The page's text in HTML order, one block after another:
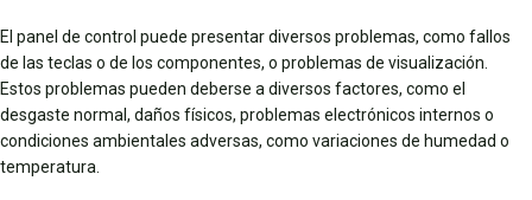
El panel de control puede presentar diversos problemas, como fallos
de las teclas o de los componentes, o problemas de visualización.
Estos problemas pueden deberse a diversos factores, como el
desgaste normal, daños físicos, problemas electrónicos internos o
condiciones ambientales adversas, como variaciones de humedad o
temperatura.